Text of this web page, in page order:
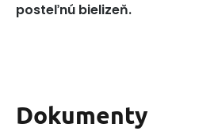
posteľnú bielizeň.
Dokumenty